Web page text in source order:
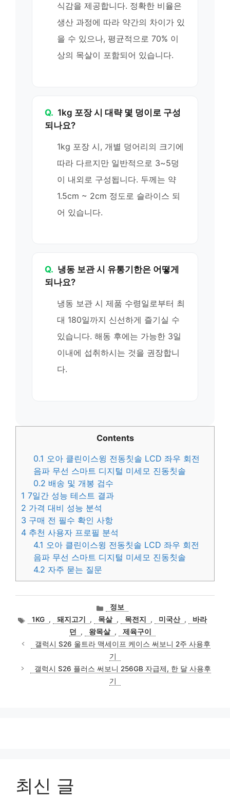
식감을 제공합니다. 정확한 비율은
생산 과정에 따라 약간의 차이가 있
을 수 있으나, 평균적으로 70% 이
상의 목살이 포함되어 있습니다.
Q. 1kg 포장 시 대략 몇 덩이로 구성
되나요?
1kg 포장 시, 개별 덩어리의 크기에
따라 다르지만 일반적으로 3~5덩
이 내외로 구성됩니다. 두께는 약
1.5cm ~ 2cm 정도로 슬라이스 되
어 있습니다.
Q. 냉동 보관 시 유통기한은 어떻게
되나요?
냉동 보관 시 제품 수령일로부터 최
대 180일까지 신선하게 즐기실 수
있습니다. 해동 후에는 가능한 3일
이내에 섭취하시는 것을 권장합니
다.
Contents
0.1 오아 클린이스윙 전동칫솔 LCD 좌우 회전
음파 무선 스마트 디지털 미세모 진동칫솔
0.2 배송 및 개봉 검수
1 7일간 성능 테스트 결과
2 가격 대비 성능 분석
3 구매 전 필수 확인 사항
4 추천 사용자 프로필 분석
4.1 오아 클린이스윙 전동칫솔 LCD 좌우 회전
음파 무선 스마트 디지털 미세모 진동칫솔
4.2 자주 묻는 질문
카
테
고
리
정보
태1KG , 돼지고기 , 목살 , 목전지 , 미국산 ,
바라
던
, 왕목살 ,
제육구이
갤럭시 S26 울트라 맥세이프 케이스 써보니 2주 사용후
기
갤럭시 S26 플러스 써보니 256GB 자급제, 한 달 사용후
기
최신 글